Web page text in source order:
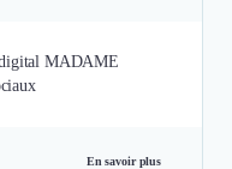
digital MADAME
En savoir plus